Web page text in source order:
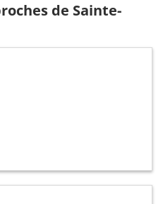
de Sainte-